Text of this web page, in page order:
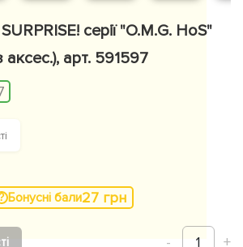
серії "O.M.G. HoS"
аксес.), арт. 591597
Бонусні бали27 грн
- 1 +